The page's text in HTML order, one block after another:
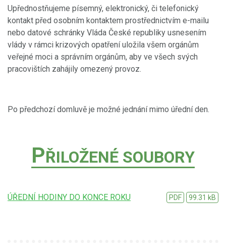
Upřednostňujeme písemný, elektronický, či telefonický
kontakt před osobním kontaktem prostřednictvím e-mailu
nebo datové schránky Vláda České republiky usnesením
vlády v rámci krizových opatření uložila všem orgánům
veřejné moci a správním orgánům, aby ve všech svých
pracovištích zahájily omezený provoz.
Po předchozí domluvě je možné jednání mimo úřední den.
PŘILOŽENÉ SOUBORY
ÚŘEDNÍ HODINY DO KONCE ROKU PDF 99.31 kB